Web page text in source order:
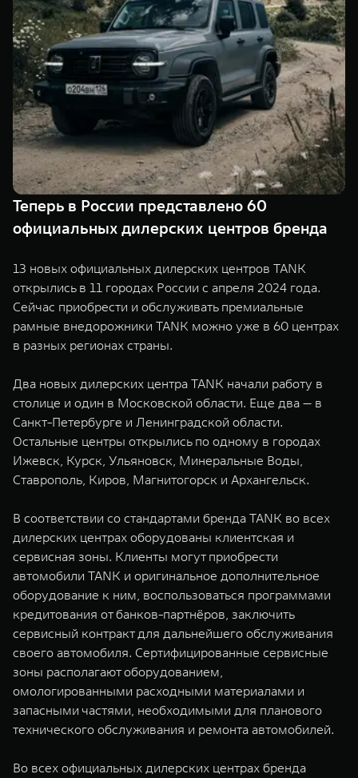
TANK 500
Веди за собой
от 6 499 000 ₽
TANK 700
Сила
от 10 199
Расширяя границы комфорта
от 6 149 000 ₽
Эстетика
от 5 699
WEY 80
Масштаб возможностей
от 6 449 000 ₽
WEY 80
Масштаб
от 8 099
TANK Финансы
Корпоративным клиентам
TANK ФИНАНСЫ
TANK Кредит
TANK Лизинг
TANK Страхование
Сервис
Специальные предложения
Моторные масла
ЦИФРОВЫЕ СЕРВИСЫ TANK
Цифровые сервисы TANK
Подписки
Теперь в России представлено 60
официальных дилерских центров бренда
13 новых официальных дилерских центров TANK
открылись в 11 городах России с апреля 2024 года.
Сейчас приобрести и обслуживать премиальные
рамные внедорожники TANK можно уже в 60 центрах
в разных регионах страны.
Два новых дилерских центра TANK начали работу в
столице и один в Московской области. Еще два — в
Санкт-Петербурге и Ленинградской области.
Остальные центры открылись по одному в городах
Ижевск, Курск, Ульяновск, Минеральные Воды,
Ставрополь, Киров, Магнитогорск и Архангельск.
В соответствии со стандартами бренда TANK во всех
дилерских центрах оборудованы клиентская и
сервисная зоны. Клиенты могут приобрести
автомобили TANK и оригинальное дополнительное
оборудование к ним, воспользоваться программами
кредитования от банков-партнёров, заключить
сервисный контракт для дальнейшего обслуживания
своего автомобиля. Сертифицированные сервисные
зоны располагают оборудованием,
омологированными расходными материалами и
запасными частями, необходимыми для планового
технического обслуживания и ремонта автомобилей.
Во всех официальных дилерских центрах бренда